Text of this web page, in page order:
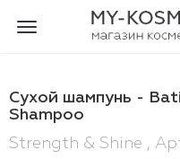
Toggle
Сухой шампунь -
Shampoo
Strength & Shine ,